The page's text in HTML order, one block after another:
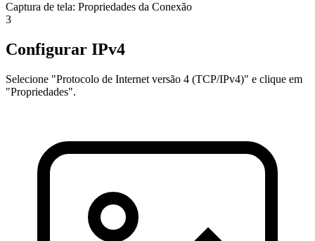
Captura de tela: Propriedades da Conexão
3
Configurar IPv4
Selecione "Protocolo de Internet versão 4 (TCP/IPv4)" e clique em
"Propriedades".